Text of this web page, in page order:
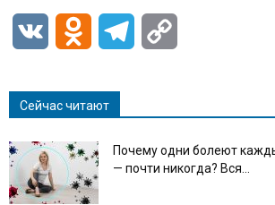
VK Odnoklassniki
Telegram
Сейчас читают
Почему одни болеют
— почти никогда? Вся...